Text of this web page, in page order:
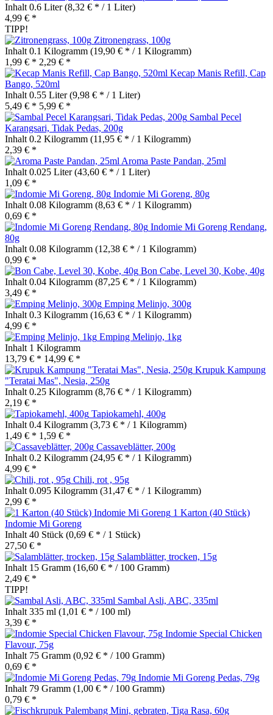
Inhalt 0.6 Liter(8,32 € * / 1 Liter)
4,99 € *
TIPP!
Zitronengrass, 100g
Inhalt 0.1 Kilogramm (19,90 € * / 1 Kilogramm)
1,99 € * 2,29 € *
Kecap Manis Refill, Cap
Bango, 520ml
Inhalt 0.55 Liter(9,98 € * / 1 Liter)
5,49 € * 5,99 € *
Sambal Pecel
Karangsari, Tidak Pedas, 200g
Inhalt 0.2 Kilogramm (11,95 € * / 1 Kilogramm)
2,39 € *
Aroma Paste Pandan, 25ml
Inhalt 0.025 Liter(43,60 € * / 1 Liter)
1,09 € *
Indomie Mi Goreng, 80g
Inhalt 0.08 Kilogramm (8,63 € * / 1 Kilogramm)
0,69 € *
Indomie Mi Goreng Rendang,
80g
Inhalt 0.08 Kilogramm (12,38 € * / 1 Kilogramm)
0,99 € *
Bon Cabe, Level 30, Kobe, 40g
Inhalt 0.04 Kilogramm (87,25 € * / 1 Kilogramm)
3,49 € *
Emping Melinjo, 300g
Inhalt 0.3 Kilogramm (16,63 € * / 1 Kilogramm)
4,99 € *
Emping Melinjo, 1kg
Inhalt 1 Kilogramm
13,79 € * 14,99 € *
Krupuk Kampung
"Teratai Mas", Nesia, 250g
Inhalt 0.25 Kilogramm (8,76 € * / 1 Kilogramm)
2,19 € *
Tapiokamehl, 400g
Inhalt 0.4 Kilogramm (3,73 € * / 1 Kilogramm)
1,49 € * 1,59 € *
Cassaveblätter, 200g
Inhalt 0.2 Kilogramm (24,95 € * / 1 Kilogramm)
4,99 € *
Chili, rot , 95g
Inhalt 0.095 Kilogramm (31,47 € * / 1 Kilogramm)
2,99 € *
1 Karton (40 Stück)
Indomie Mi Goreng
Inhalt 40 Stück (0,69 € * / 1 Stück)
27,50 € *
Salamblätter, trocken, 15g
Inhalt 15 Gramm (16,60 € * / 100 Gramm)
2,49 € *
TIPP!
Sambal Asli, ABC, 335ml
Inhalt 335 ml (1,01 € * / 100 ml)
3,39 € *
Indomie Special Chicken
Flavour, 75g
Inhalt 75 Gramm (0,92 € * / 100 Gramm)
0,69 € *
Indomie Mi Goreng Pedas, 79g
Inhalt 79 Gramm (1,00 € * / 100 Gramm)
0,79 € *